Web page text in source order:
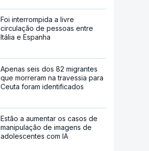
Foi interrompida a livre
circulação de pessoas entre
Itália e Espanha
Apenas seis dos 82 migrantes
que morreram na travessia para
Ceuta foram identificados
Estão a aumentar os casos de
manipulação de imagens de
adolescentes com IA